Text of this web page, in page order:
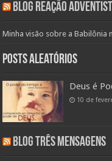
Blog Reação
Minha visão sobre a Babilônia
Posts aleatórios
Deus é
10 de
Blog Três Mensagens